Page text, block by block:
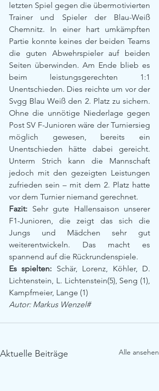
letzten Spiel gegen die übermotivierten
Trainer und Spieler der Blau-Weiß
Chemnitz. In einer hart umkämpften
Partie konnte keines der beiden Teams
die guten Abwehrspieler auf beiden
Seiten überwinden. Am Ende blieb es
beim leistungsgerechten 1:1
Unentschieden. Dies reichte um vor der
Svgg Blau Weiß den 2. Platz zu sichern.
Ohne die unnötige Niederlage gegen
Post SV F-Junioren wäre der Turniersieg
möglich gewesen, bereits ein
Unentschieden hätte dabei gereicht.
Unterm Strich kann die Mannschaft
jedoch mit den gezeigten Leistungen
zufrieden sein – mit dem 2. Platz hatte
vor dem Turnier niemand gerechnet.
Fazit: Sehr gute Hallensaison unserer
F1-Junioren, die zeigt das sich die
Jungs und Mädchen sehr gut
weiterentwickeln. Das macht es
spannend auf die Rückrundenspiele.
Es spielten: Schär, Lorenz, Köhler, D.
Lichtenstein, L. Lichtenstein(5), Seng (1),
Kampfmeier, Lange (1)
Autor: Markus Wenzel#
Aktuelle Beiträge Alle ansehen